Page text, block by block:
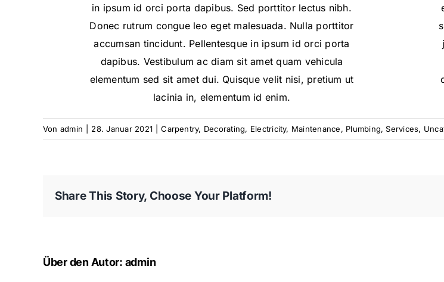
in ipsum id orci porta dapibus. Sed porttitor lectus nibh.
Donec rutrum congue leo eget malesuada. Nulla porttitor
accumsan tincidunt. Pellentesque in ipsum id orci porta
dapibus. Vestibulum ac diam sit amet quam vehicula
elementum sed sit amet dui. Quisque velit nisi, pretium ut
lacinia in, elementum id enim.
Von admin 28. Januar 2021 Carpentry, Decorating, Electricity, Maintenance, Plumbing,Services,
Share This Story, Choose Your Platform!
Über den Autor: admin